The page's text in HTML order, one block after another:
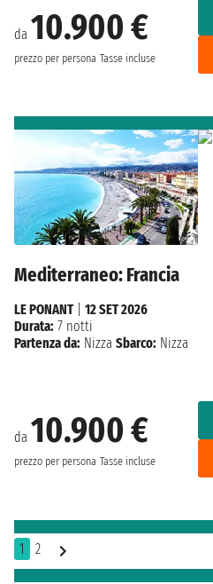
da 10.900 €
prezzo per persona Tasse incluse
Mediterraneo: Francia
da 10.900 €
prezzo per persona Tasse incluse
LE PONANT| 12 SET 2026
Durata: 7 notti
Partenza da: Nizza Sbarco: Nizza
1 2